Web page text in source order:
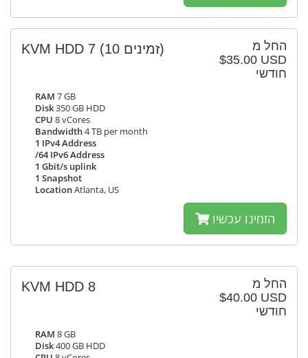
החל מ
$35.00 USD
חודשי
KVM HDD 7 (10 זמינים)
RAM 7 GB
Disk350 GB HDD
CPU 8 vCores
Bandwidth4 TB per month
1 IPv4 Address
/64 IPv6 Address
1 Gbit/s uplink
1 Snapshot
LocationAtlanta, US
הזמינו עכשיו
החל מ
$40.00 USD
חודשי
KVM HDD 8
RAM 8 GB
Disk400 GB HDD